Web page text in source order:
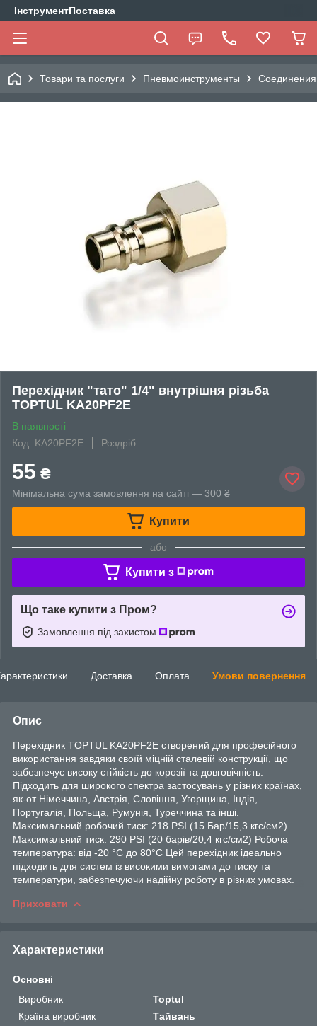
ІнструментПоставка
Товари та послуги Пневмоинструменты
Перехідник "тато" 1/4" внутрішня різьба
TOPTUL KA20PF2E
В наявності
Код: KA20PF2E
Роздріб
55 ₴
Мінімальна сума замовлення на сайті — 300 ₴
Купити
або
Купити з
Що таке купити з Пром?
Замовлення під захистом
Доставка Оплата Умови повернення
Опис
Перехідник TOPTUL KA20PF2E створений для професійного
використання завдяки своїй міцній сталевій конструкції, що
забезпечує високу стійкість до корозії та довговічність.
Підходить для широкого спектра застосувань у різних країнах,
як-от Німеччина, Австрія, Словіння, Угорщина, Індія,
Португалія, Польща, Румунія, Туреччина та інші.
Максимальний робочий тиск: 218 PSI (15 Бар/15,3 кгс/см2)
Максимальний тиск: 290 PSI (20 барів/20,4 кгс/см2) Робоча
температура: від -20 °C до 80°C Цей перехідник ідеально
підходить для систем із високими вимогами до тиску та
температури, забезпечуючи надійну роботу в різних умовах.
Приховати
Характеристики
Основні
Виробник
Toptul
Країна виробник
Тайвань